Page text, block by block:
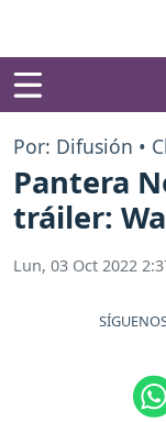
Por: Difusión •
Pantera
tráiler:
Lun, 03 Oct 2022